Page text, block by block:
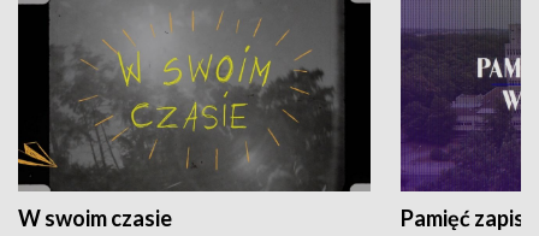
W swoim czasie Pamięć